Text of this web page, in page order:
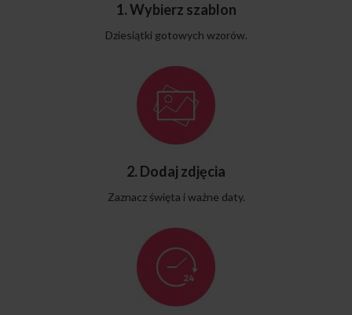
1. Wybierz szablon
Dziesiątki gotowych wzorów.
2. Dodaj zdjęcia
Zaznacz święta i ważne daty.